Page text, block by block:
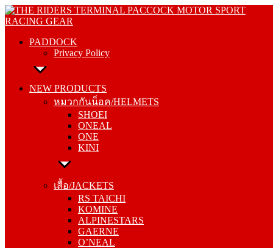
Skip
to
PADDOCK
Privacy Policy
NEW PRODUCTS
หมวกกันน็อค/HELMETS
SHOEI
ONEAL
ONE
KINI
เสื้อ/JACKETS
RS TAICHI
KOMINE
ALPINESTARS
GAERNE
O’NEAL
PADDOCK
NEW PRODUCTS
SHOEI
ONEAL
ONE
KINI
เสื้อ/JACKETS
KOMINE
ALPINESTARS
GAERNE
O’NEAL